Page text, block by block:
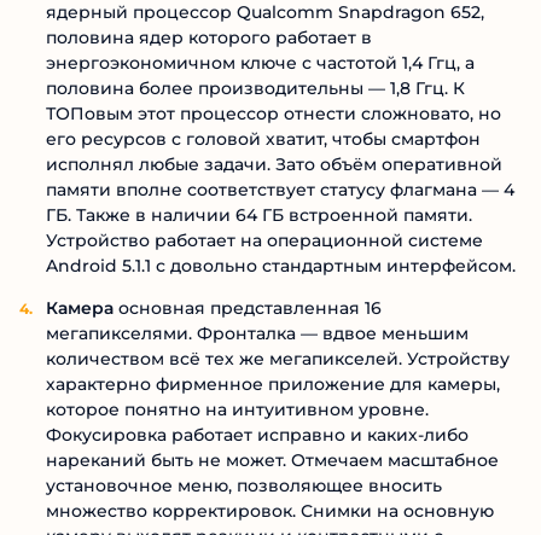
ядерный процессор Qualcomm Snapdragon 652,
половина ядер которого работает в
энергоэкономичном ключе с частотой 1,4 Ггц, а
половина более производительны — 1,8 Ггц. К
ТОПовым этот процессор отнести сложновато, но
его ресурсов с головой хватит, чтобы смартфон
исполнял любые задачи. Зато объём оперативной
памяти вполне соответствует статусу флагмана — 4
ГБ. Также в наличии 64 ГБ встроенной памяти.
Устройство работает на операционной системе
Android 5.1.1 с довольно стандартным интерфейсом.
Камера основная представленная 16
мегапикселями. Фронталка — вдвое меньшим
количеством всё тех же мегапикселей. Устройству
характерно фирменное приложение для камеры,
которое понятно на интуитивном уровне.
Фокусировка работает исправно и каких-либо
нареканий быть не может. Отмечаем масштабное
установочное меню, позволяющее вносить
множество корректировок. Снимки на основную